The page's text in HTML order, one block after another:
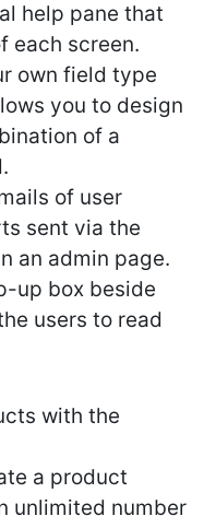
help pane that
each screen.
own field type
you to design
of a
of user
sent via the
an admin page.
up box beside
users to read
with the
a product
unlimited number